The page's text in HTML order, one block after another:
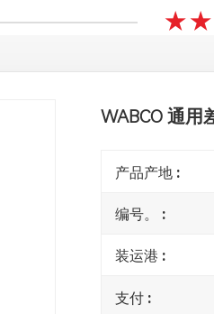
★
WABCO 通用
产品产地 :
编号。 :
装运港 :
支付 :